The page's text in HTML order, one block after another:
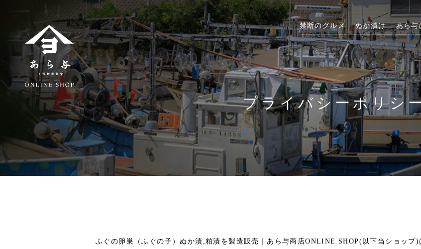
禁断のグルメ ぬか漬け あら与
プライバシーポリシ
ふぐの卵巣（ふぐの子）ぬか漬,粕漬を製造販売｜あら与商店ONLINE SHOP(以下当ショップ)